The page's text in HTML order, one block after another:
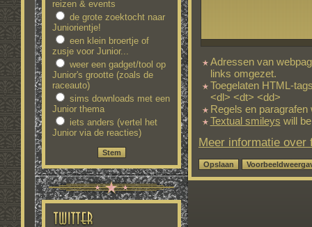
reizen & events
de grote zoektocht naar
Juniorientje!
een klein broertje of
zusje voor Junior...
weer een gadget/tool op
Junior's grootte (zoals de
raceauto)
sims downloads met een
Junior thema
iets anders (vertel het
Junior via de reacties)
Adressen van
links omgezet.
Toegelaten HTML-
<dl> <dt> <dd>
Regels en
Textual smileys will
Meer informatie over